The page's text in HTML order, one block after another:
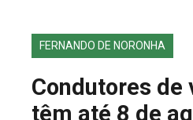
EDIÇÕES ANTERIORES
FALE CONOSCO
FERNANDO DE NORONHA
Condutores de
têm até 8 de